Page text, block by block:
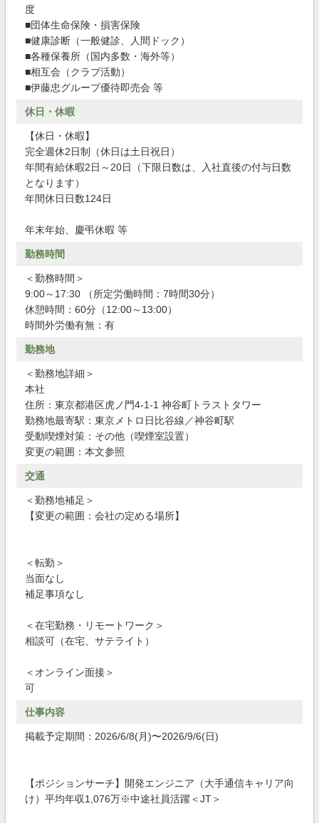
度
■団体生命保険・損害保険
■健康診断（一般健診、人間ドック）
■各種保養所（国内多数・海外等）
■相互会（クラブ活動）
■伊藤忠グループ優待即売会 等
休日・休暇
【休日・休暇】
完全週休2日制（休日は土日祝日）
年間有給休暇2日～20日（下限日数は、入社直後の付与日数
となります）
年間休日日数124日
年末年始、慶弔休暇 等
勤務時間
＜勤務時間＞
9:00～17:30 （所定労働時間：7時間30分）
休憩時間：60分（12:00～13:00）
時間外労働有無：有
勤務地
＜勤務地詳細＞
本社
住所：東京都港区虎ノ門4-1-1 神谷町トラストタワー
勤務地最寄駅：東京メトロ日比谷線／神谷町駅
受動喫煙対策：その他（喫煙室設置）
変更の範囲：本文参照
交通
＜勤務地補足＞
【変更の範囲：会社の定める場所】
＜転勤＞
当面なし
補足事項なし
＜在宅勤務・リモートワーク＞
相談可（在宅、サテライト）
＜オンライン面接＞
可
仕事内容
掲載予定期間：2026/6/8(月)〜2026/9/6(日)
【ポジションサーチ】開発エンジニア（大手通信キャリア向
け）平均年収1,076万※中途社員活躍＜JT＞